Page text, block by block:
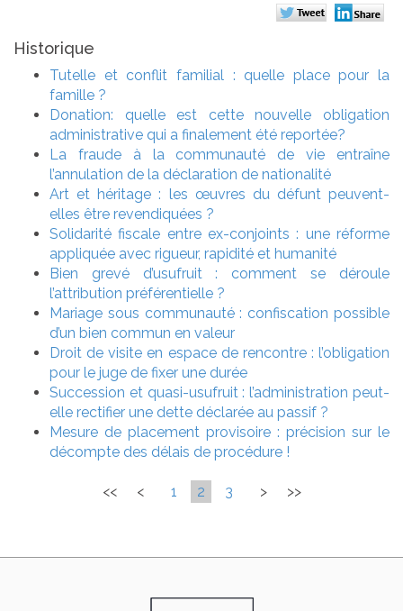
Historique
Tutelle et conflit familial : quelle place pour la
famille ?
Donation: quelle est cette nouvelle obligation
administrative qui a finalement été reportée?
La fraude à la communauté de vie entraîne
l’annulation de la déclaration de nationalité
Art et héritage : les œuvres du défunt peuvent-
elles être revendiquées ?
Solidarité fiscale entre ex-conjoints : une réforme
appliquée avec rigueur, rapidité et humanité
Bien grevé d’usufruit : comment se déroule
l’attribution préférentielle ?
Mariage sous communauté : confiscation possible
d’un bien commun en valeur
Droit de visite en espace de rencontre : l’obligation
pour le juge de fixer une durée
Succession et quasi-usufruit : l’administration peut-
elle rectifier une dette déclarée au passif ?
Mesure de placement provisoire : précision sur le
décompte des délais de procédure !
<< < 1 2 3 > >>